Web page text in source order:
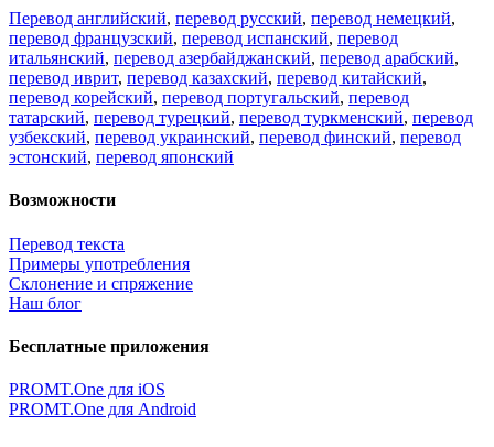
Перевод английский, перевод русский, перевод немецкий,
перевод французский, перевод испанский, перевод
итальянский, перевод азербайджанский, перевод арабский,
перевод иврит, перевод казахский, перевод китайский,
перевод корейский, перевод португальский, перевод
татарский, перевод турецкий, перевод туркменский, перевод
узбекский, перевод украинский, перевод финский, перевод
эстонский, перевод японский
Возможности
Перевод текста
Примеры употребления
Склонение и спряжение
Наш блог
Бесплатные приложения
PROMT.One для iOS
PROMT.One для Android